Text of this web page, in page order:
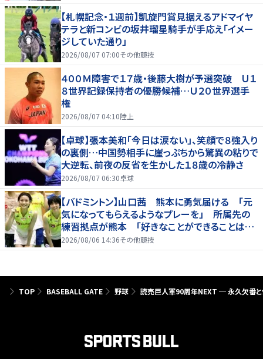
【札幌記念・１週前】凱旋門賞見据えるアドマイヤ
テラと新コンビの坂井瑠星騎手が手応え「イメー
ジしていた通り」
2026/08/07 07:00その他競技
４００Ｍ障害で１７歳・後藤大樹が予選突破 Ｕ１
８世界記録保持者の優勝候補…Ｕ２０世界選手
権
2026/08/07 04:10陸上
【卓球】張本美和「今日は涙ない」、笑顔で８強入り
の裏側…中国勢相手に崖っぷちから驚異の粘りで
大逆転、前夜の反省を生かした１８歳の冷静さ
2026/08/07 06:30卓球
【バドミントン】山口茜 熊本に勇気届ける 「元
気になってもらえるようなプレーを」 所属先の
練習拠点が熊本 「好きなことができることは当
たり前じゃない」
2026/08/06 14:36その他競技
TOP BASEBALL GATE 野球 読売巨人軍90周年NEXT ─ 永久欠番と